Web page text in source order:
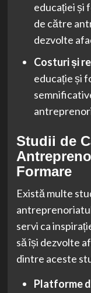
educației și
de către
dezvolte
Costuri și
educație și
Studii de
Formare
Există multe
servi ca
să își dezvolte
dintre aceste
Platforme